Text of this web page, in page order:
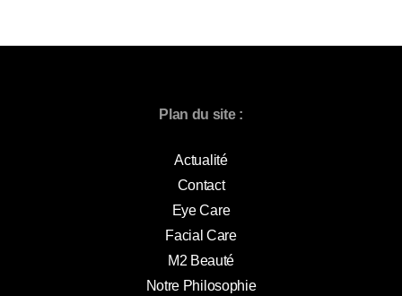
Plan du site :
Actualité
Contact
Eye Care
Facial Care
M2 Beauté
Notre Philosophie